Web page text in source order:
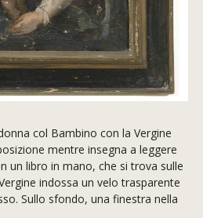
col Bambino con la Vergine
mentre insegna a leggere
un libro in mano, che si trova sulle
indossa un velo trasparente
Sullo sfondo, una finestra nella